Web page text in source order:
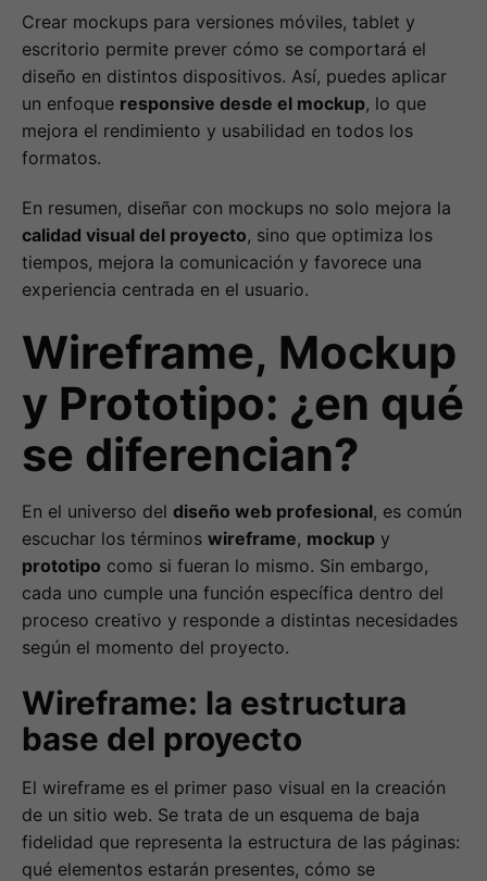
Crear mockups para versiones móviles, tablet y
escritorio permite prever cómo se comportará el
diseño en distintos dispositivos. Así, puedes aplicar
un enfoque responsive desde el mockup, lo que
mejora el rendimiento y usabilidad en todos los
formatos.
En resumen, diseñar con mockups no solo mejora la
calidad visual del proyecto, sino que optimiza los
tiempos, mejora la comunicación y favorece una
experiencia centrada en el usuario.
Wireframe, Mockup
y Prototipo: ¿en qué
se diferencian?
En el universo del diseño web profesional, es común
escuchar los términos wireframe, mockup y
prototipo como si fueran lo mismo. Sin embargo,
cada uno cumple una función específica dentro del
proceso creativo y responde a distintas necesidades
según el momento del proyecto.
Wireframe: la estructura
base del proyecto
El wireframe es el primer paso visual en la creación
de un sitio web. Se trata de un esquema de baja
fidelidad que representa la estructura de las páginas:
qué elementos estarán presentes, cómo se